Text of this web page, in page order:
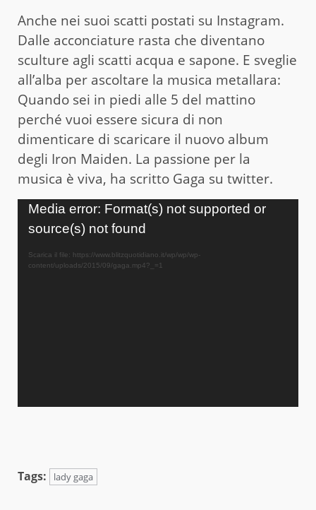
Anche nei suoi scatti postati su Instagram.
Dalle acconciature rasta che diventano
sculture agli scatti acqua e sapone. E sveglie
all’alba per ascoltare la musica metallara:
Quando sei in piedi alle 5 del mattino
perché vuoi essere sicura di non
dimenticare di scaricare il nuovo album
degli Iron Maiden. La passione per la
musica è viva, ha scritto Gaga su twitter.
Video
Player
Media error: Format(s) not supported or
source(s) not found
Scarica il file: https://www.blitzquotidiano.it/wp/wp/wp-
content/uploads/2015/09/gaga.mp4?_=1
Tags: lady gaga